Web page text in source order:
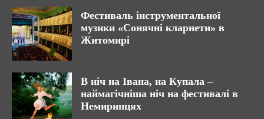
Фестиваль інструментальної
музики «Сонячні кларнети» в
Житомирі
В ніч на Івана, на Купала –
наймагічніша ніч на фестивалі в
Немиринцях